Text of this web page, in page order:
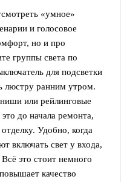
«умное»
и голосовое
но и про
группы света по
для подсветки
люстру ранним утром.
или рейлинговые
до начала ремонта,
Удобно, когда
включать свет у входа,
это стоит немного
качество